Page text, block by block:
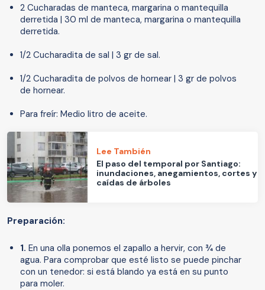
2 Cucharadas de manteca, margarina o mantequilla
derretida | 30 ml de manteca, margarina o mantequilla
derretida.
1/2 Cucharadita de sal | 3 gr de sal.
1/2 Cucharadita de polvos de hornear | 3 gr de polvos
de hornear.
Para freír: Medio litro de aceite.
Lee También
El paso del temporal por Santiago:
inundaciones, anegamientos, cortes y
caídas de árboles
Preparación:
1. En una olla ponemos el zapallo a hervir, con ¾ de
agua. Para comprobar que esté listo se puede pinchar
con un tenedor: si está blando ya está en su punto
para moler.